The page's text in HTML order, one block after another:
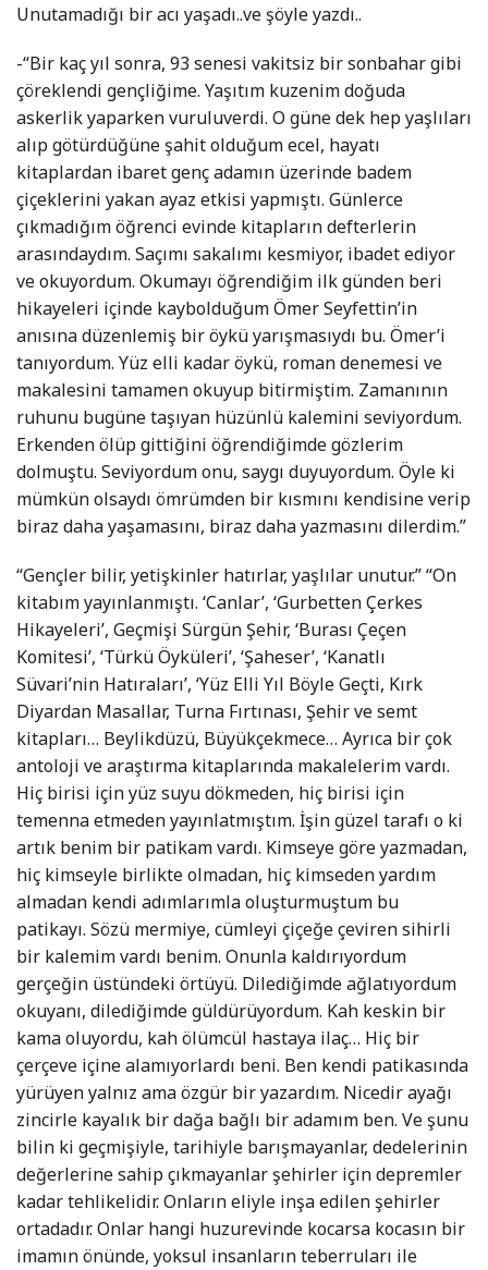
Unutamadığı bir acı yaşadı..ve şöyle yazdı..
-“Bir kaç yıl sonra, 93 senesi vakitsiz bir sonbahar gibi
çöreklendi gençliğime. Yaşıtım kuzenim doğuda
askerlik yaparken vuruluverdi. O güne dek hep yaşlıları
alıp götürdüğüne şahit olduğum ecel, hayatı
kitaplardan ibaret genç adamın üzerinde badem
çiçeklerini yakan ayaz etkisi yapmıştı. Günlerce
çıkmadığım öğrenci evinde kitapların defterlerin
arasındaydım. Saçımı sakalımı kesmiyor, ibadet ediyor
ve okuyordum. Okumayı öğrendiğim ilk günden beri
hikayeleri içinde kaybolduğum Ömer Seyfettin’in
anısına düzenlemiş bir öykü yarışmasıydı bu. Ömer’i
tanıyordum. Yüz elli kadar öykü, roman denemesi ve
makalesini tamamen okuyup bitirmiştim. Zamanının
ruhunu bugüne taşıyan hüzünlü kalemini seviyordum.
Erkenden ölüp gittiğini öğrendiğimde gözlerim
dolmuştu. Seviyordum onu, saygı duyuyordum. Öyle ki
mümkün olsaydı ömrümden bir kısmını kendisine verip
biraz daha yaşamasını, biraz daha yazmasını dilerdim.”
“Gençler bilir, yetişkinler hatırlar, yaşlılar unutur.” “On
kitabım yayınlanmıştı. ‘Canlar’, ‘Gurbetten Çerkes
Hikayeleri’, Geçmişi Sürgün Şehir, ‘Burası Çeçen
Komitesi’, ‘Türkü Öyküleri’, ‘Şaheser’, ‘Kanatlı
Süvari’nin Hatıraları’, ‘Yüz Elli Yıl Böyle Geçti, Kırk
Diyardan Masallar, Turna Fırtınası, Şehir ve semt
kitapları… Beylikdüzü, Büyükçekmece… Ayrıca bir çok
antoloji ve araştırma kitaplarında makalelerim vardı.
Hiç birisi için yüz suyu dökmeden, hiç birisi için
temenna etmeden yayınlatmıştım. İşin güzel tarafı o ki
artık benim bir patikam vardı. Kimseye göre yazmadan,
hiç kimseyle birlikte olmadan, hiç kimseden yardım
almadan kendi adımlarımla oluşturmuştum bu
patikayı. Sözü mermiye, cümleyi çiçeğe çeviren sihirli
bir kalemim vardı benim. Onunla kaldırıyordum
gerçeğin üstündeki örtüyü. Dilediğimde ağlatıyordum
okuyanı, dilediğimde güldürüyordum. Kah keskin bir
kama oluyordu, kah ölümcül hastaya ilaç… Hiç bir
çerçeve içine alamıyorlardı beni. Ben kendi patikasında
yürüyen yalnız ama özgür bir yazardım. Nicedir ayağı
zincirle kayalık bir dağa bağlı bir adamım ben. Ve şunu
bilin ki geçmişiyle, tarihiyle barışmayanlar, dedelerinin
değerlerine sahip çıkmayanlar şehirler için depremler
kadar tehlikelidir. Onların eliyle inşa edilen şehirler
ortadadır. Onlar hangi huzurevinde kocarsa kocasın bir
imamın önünde, yoksul insanların teberruları ile